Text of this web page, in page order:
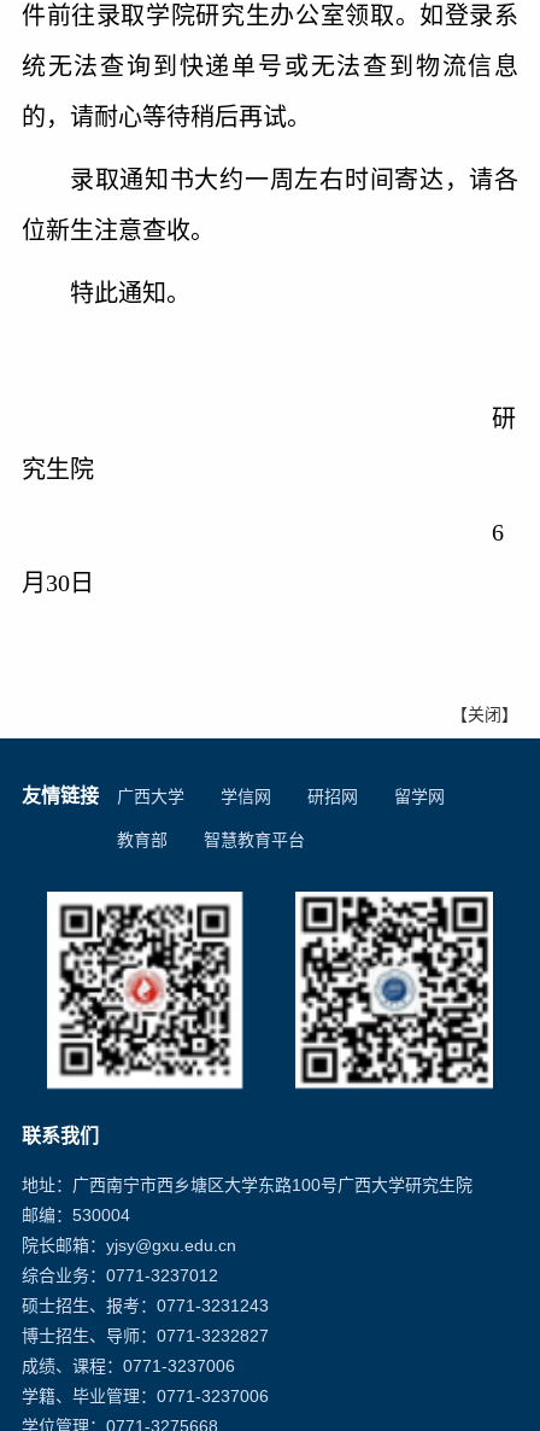
件前往录取学院研究生办公室领取。如登录系
统无法查询到快递单号或无法查到物流信息
的，请耐心等待稍后再试。
录取通知书大约一周左右时间寄达，请各
位新生注意查收。
特此通知。
研
究生院
6
月 30日
【关闭】
友情链接 广西大学 学信网 研招网 留学网
教育部 智慧教育平台
联系我们
地址：广西南宁市西乡塘区大学东路100号广西大学研究生院
邮编：530004
院长邮箱：yjsy@gxu.edu.cn
综合业务：0771-3237012
硕士招生、报考：0771-3231243
博士招生、导师：0771-3232827
成绩、课程：0771-3237006
学籍、毕业管理：0771-3237006
学位管理：0771-3275668